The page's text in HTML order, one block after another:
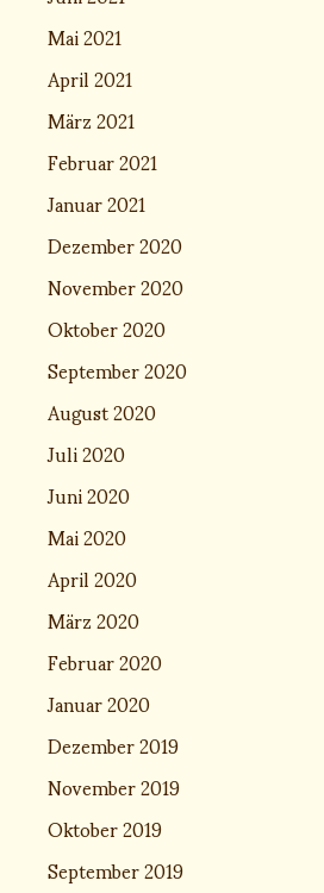
Mai 2021
April 2021
März 2021
Februar 2021
Januar 2021
Dezember 2020
November 2020
Oktober 2020
September 2020
August 2020
Juli 2020
Juni 2020
Mai 2020
April 2020
März 2020
Februar 2020
Januar 2020
Dezember 2019
November 2019
Oktober 2019
September 2019